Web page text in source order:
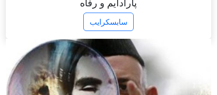
پارادایم و رفاه
سابسکرایب